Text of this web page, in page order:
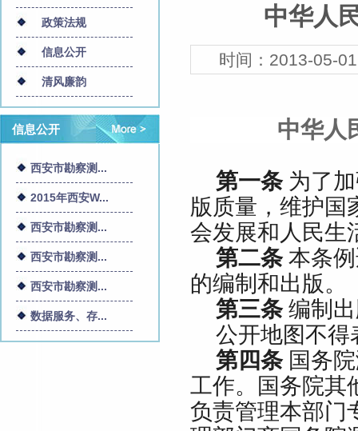
政策法规
信息公开
清风廉韵
信息公开
西安市勘察测...
2015年西安W...
西安市勘察测...
西安市勘察测...
西安市勘察测...
数据服务、存...
中华人
时间： 2013-05-01
中华人
第一条为了加
版质量，维护国
会发展和人民生
第二条本条例
的编制和出版。
第三条编制出
公开地图不得
第四条国务院
工作。国务院其
负责管理本部门